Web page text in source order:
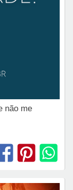
não me